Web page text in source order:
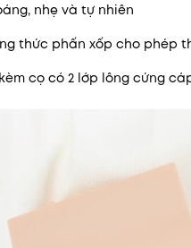
nhẹ và tự nhiên
thức phấn xốp cho phép
cọ có 2 lớp lông cứng